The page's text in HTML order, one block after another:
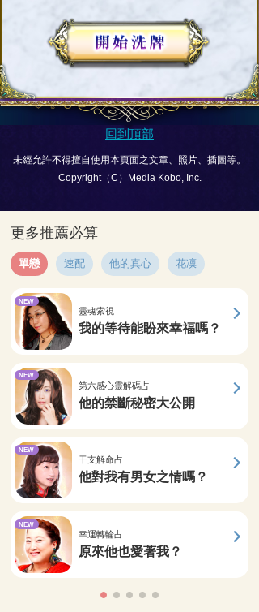
回到頂部
未經允許不得擅自使用本頁面之文章、照片、插圖等。
Copyright（C）Media Kobo, Inc.
更多推薦必算
單戀 速配 他的真心 花凜
靈魂索視
我的等待能盼來幸福嗎？
NEW
第六感心靈解碼占
他的禁斷秘密大公開
NEW
干支解命占
他對我有男女之情嗎？
NEW
幸運轉輪占
原來他也愛著我？
NEW